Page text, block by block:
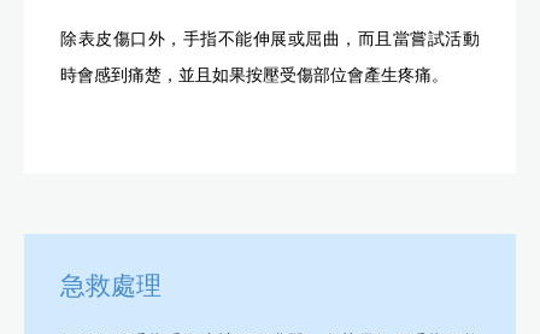
除表皮傷口外，手指不能伸展或屈曲，而且當嘗試活動
時會感到痛楚，並且如果按壓受傷部位會產生疼痛。
急救處理